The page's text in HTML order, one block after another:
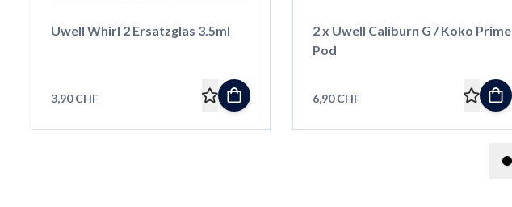
Uwell Whirl 2 Ersatzglas 3.5ml
3,90 CHF
2 x Uwell Caliburn G / Koko Prime
Pod
6,90 CHF